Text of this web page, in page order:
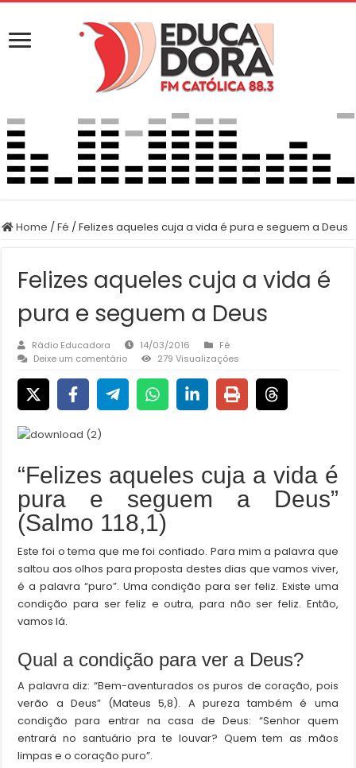
Home /Fé /Felizes aqueles cuja a vida é pura e seguem a Deus
Felizes aqueles cuja a vida é
pura e seguem a Deus
Rádio Educadora 14/03/2016
Fé
Deixe um comentário
279 Visualizações
“Felizes aqueles cuja a vida é
pura e seguem a Deus”
(Salmo 118,1)
Este foi o tema que me foi confiado. Para mim a palavra que
saltou aos olhos para proposta destes dias que vamos viver,
é a palavra “puro”. Uma condição para ser feliz. Existe uma
condição para ser feliz e outra, para não ser feliz. Então,
vamos lá.
Qual a condição para ver a Deus?
A palavra diz: “Bem-aventurados os puros de coração, pois
verão a Deus” (Mateus 5,8). A pureza também é uma
condição para entrar na casa de Deus: “Senhor quem
entrará no santuário pra te louvar? Quem tem as mãos
limpas e o coração puro”.